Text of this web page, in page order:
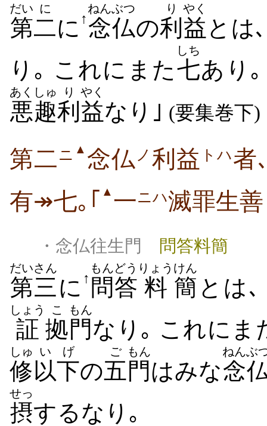
第
だい
二
に
に ↑ 念仏
ねんぶつ
の利
り
益
やく
とは
り｡ これにまた七
しち
あり
悪趣
あくしゅ
利
り
益
やく
なり｣ (要集巻下)
第二ニ ▲ 念仏 ノ 利益 トハ者
有↠七｡｢
▲ 一ニハ滅罪生
・念仏往生門 問答料簡
第三
だいさん
に ↑ 問答
もんどう
料
りょう
簡
けん
とは
証
しょう
拠
こ
門
もん
なり｡ これにま
修
しゅ
以下
いげ
の五
ご
門
もん
はみな念
ねんぶ
摂
せっ
するなり｡